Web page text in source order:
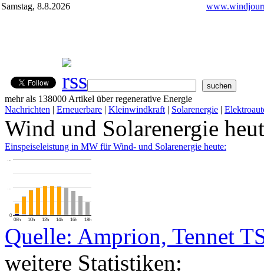
Samstag, 8.8.2026
mehr als 138000 Artikel über regenerative Energie
Nachrichten | Erneuerbare | Kleinwindkraft | Solarenergie |
Wind und Solarenergie
Einspeiseleistung in MW für Wind- und Solarenergie heute:
08h 10h 12h 14h 16h 18h
0
…
…
Quelle: Amprion, Tennet
weitere Statistiken: